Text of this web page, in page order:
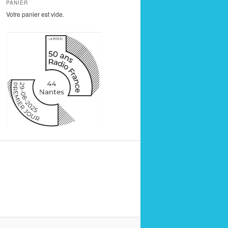
PANIER
Votre panier est vide.